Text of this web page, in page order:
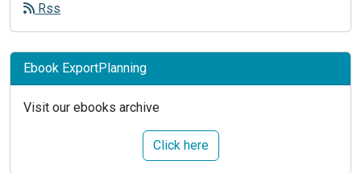
Rss
Ebook ExportPlanning
Visit our ebooks archive
Click here